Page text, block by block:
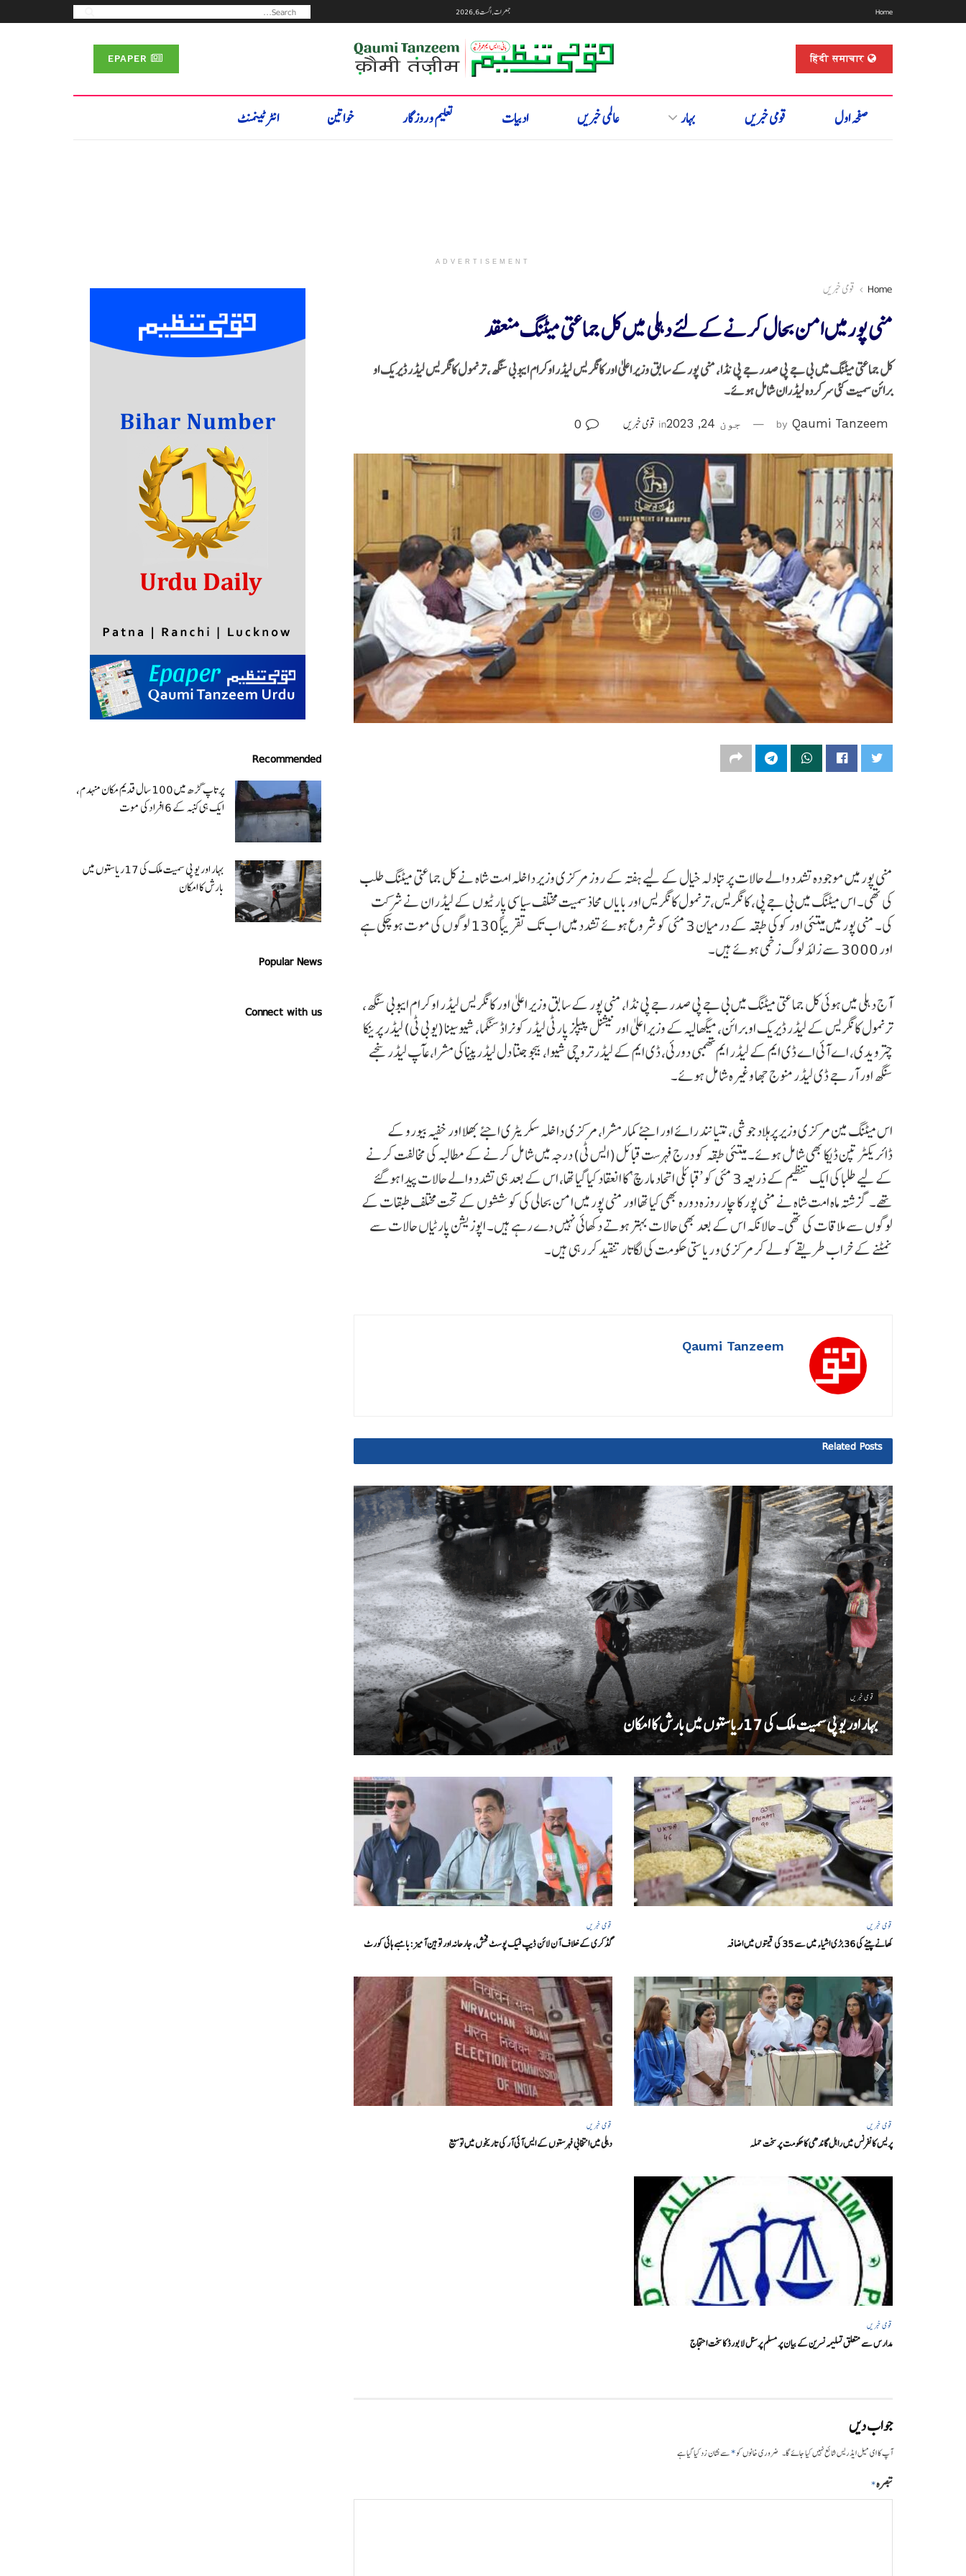
Home جمعرات, اگست 6, 2026
हिंदी समाचार
صفحہ اول قومی خبریں بہار عالمی خبریں ادبیات تعلیم و روزگار خواتین انٹرٹینمنٹ
ADVERTISEMENT
Home قومی خبریں
منی پورمیں امن بحال کرنے کے لئے دہلی میں کل جماعتی میٹنگ منعقد
کل جماعتی میٹنگ میں بی جے پی صدر جے پی نڈا، منی پور کے سابق وزیر اعلیٰ اور کانگریس لیڈر اوکرام ایبوبی سنگھ، ترنمول کانگریس لیڈر ڈیریک او
برائن سمیت کئی سرکردہ لیڈران شامل ہوئے۔
by Qaumi Tanzeem جون 24, 2023 in قومی خبریں
منی پور میں موجودہ تشدد والے حالات پر تبادلہ خیال کے لیے ہفتہ کے روز مرکزی وزیر داخلہ امت شاہ نے کل جماعتی میٹنگ طلب
کی تھی۔ اس میٹنگ میں بی جے پی، کانگریس، ترنمول کانگریس اور بایاں محاذ سمیت مختلف سیاسی پارٹیوں کے لیڈران نے شرکت
کی۔ منی پور میں میتئی اور کوکی طبقہ کے درمیان 3 مئی کو شروع ہوئے تشدد میں اب تک تقریباً 130 لوگوں کی موت ہو چکی ہے
اور 3000 سے زائد لوگ زخمی ہوئے ہیں۔
آج دہلی میں ہوئی کل جماعتی میٹنگ میں بی جے پی صدر جے پی نڈا، منی پور کے سابق وزیر اعلیٰ اور کانگریس لیڈر اوکرام ایبوبی سنگھ،
ترنمول کانگریس کے لیڈر ڈیریک او برائن، میگھالیہ کے وزیر اعلیٰ اور نیشنل پیپلز پارٹی لیڈر کونراڈ سنگما، شیوسینا (یو بی ٹی) لیڈر پرینکا
چترویدی، اے آئی اے ڈی ایم کے لیڈر ایم تھمبی دورئی، ڈی ایم کے لیڈر تروچی شیوا، بیجو جنتا دل لیڈر پیناکی مشرا، عآپ لیڈر سنجے
سنگھ اور آر جے ڈی لیڈر منوج جھا وغیرہ شامل ہوئے۔
اس میٹنگ مین مرکزی وزیر پرہلاد جوشی، نتیانند رائے اور اجئے کمار مشرا، مرکزی داخلہ سکریٹری اجئے بھلا اور خفیہ بیورو کے
ڈائریکٹر تپن ڈیکا بھی شامل ہوئے۔ میتئی طبقہ کو درج فہرست قبائل (ایس ٹی) درجہ میں شامل کرنے کے مطالبہ کی مخالفت کرنے
کے لیے طلبا کی ایک تنظیم کے ذریعہ 3 مئی کو ’قبائلی اتحاد مارچ‘ کا انعقاد کیا گیا تھا، اس کے بعد ہی تشدد والے حالات پیدا ہو گئے
تھے۔ گزشتہ ماہ امت شاہ نے منی پور کا چار روزہ دورہ بھی کیا تھا اور منی پور میں امن بحالی کی کوششوں کے تحت مختلف طبقات کے
لوگوں سے ملاقات کی تھی۔ حالانکہ اس کے بعد بھی حالات بہتر ہوتے دکھائی نہیں دے رہے ہیں۔ اپوزیشن پارٹیاں حالات سے
نمٹنے کے خراب طریقے کو لے کر مرکزی و ریاستی حکومت کی لگاتار تنقید کر رہی ہیں۔
Qaumi Tanzeem
Related Posts
قومی خبریں
بہار اور یو پی سمیت ملک کی 17ریاستوں میں بارش کا امکان
قومی خبریں
کھانے پینے کی 36 بڑی اشیاء میں سے 35 کی قیمتوں میں اضافہ
قومی خبریں
گڈکری کے خلاف آن لائن ڈیپ فیک پوسٹ فحش، جارحانہ اور توہین آمیز:بامبے ہائی کورٹ
قومی خبریں
پریس کانفرنس میں راہل گاندھی کا حکومت پر سخت حملہ
قومی خبریں
دہلی میں انتخابی فہرستوں کے ایس آئی آر کی تاریخوں میں توسیع
قومی خبریں
مدارس سے متعلق تسلیمہ نسرین کے بیان پر مسلم پرسنل لا بورڈ کا سخت احتجاج
جواب دیں
آپ کا ای میل ایڈریس شائع نہیں کیا جائے گا۔ ضروری خانوں کو*سے نشان زد کیا گیا ہے
تبصرہ*
Recommended
پرتاپ گڑھ میں 100 سال قدیم مکان منہدم،
ایک ہی کنبہ کے 6 افراد کی موت
بہار اور یو پی سمیت ملک کی 17ریاستوں میں
بارش کا امکان
Popular News
Connect with us